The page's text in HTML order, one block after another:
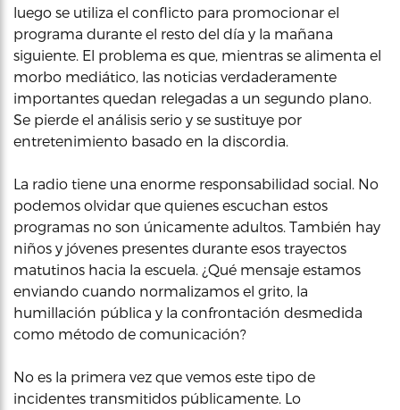
luego se utiliza el conflicto para promocionar el
programa durante el resto del día y la mañana
siguiente. El problema es que, mientras se alimenta el
morbo mediático, las noticias verdaderamente
importantes quedan relegadas a un segundo plano.
Se pierde el análisis serio y se sustituye por
entretenimiento basado en la discordia.
La radio tiene una enorme responsabilidad social. No
podemos olvidar que quienes escuchan estos
programas no son únicamente adultos. También hay
niños y jóvenes presentes durante esos trayectos
matutinos hacia la escuela. ¿Qué mensaje estamos
enviando cuando normalizamos el grito, la
humillación pública y la confrontación desmedida
como método de comunicación?
No es la primera vez que vemos este tipo de
incidentes transmitidos públicamente. Lo